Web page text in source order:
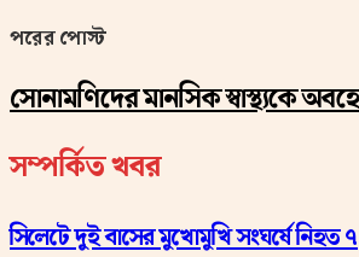
পরের পোস্ট
সোনামণিদের মানসিক স্বাস্থ্যকে
সম্পর্কিত খবর
সিলেটে দুই বাসের মুখোমুখি সংঘর্ষে নিহত ৭